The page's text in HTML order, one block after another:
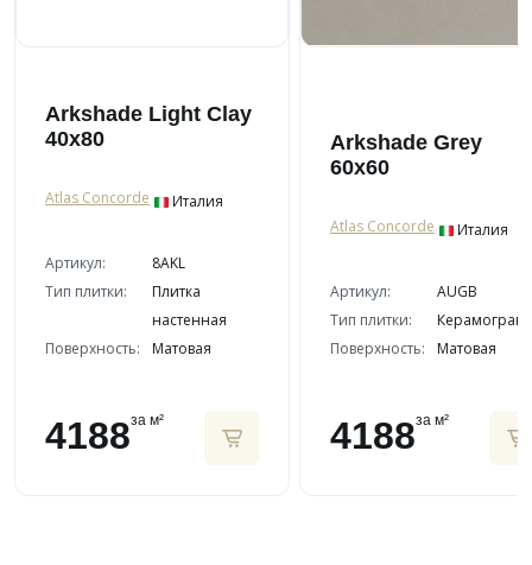
Arkshade Light Clay
40x80
Atlas Concorde Италия
Артикул:
8AKL
Тип плитки:
Плитка
настенная
Поверхность:
Матовая
4188за м²
Arkshade Grey
60x60
Atlas Concorde Италия
Артикул:
AUGB
Тип плитки:
Поверхность:
Матовая
4188за м²